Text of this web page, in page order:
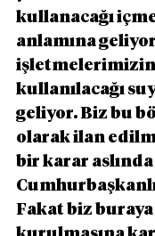
kullanacağı
anlamına
kullanılacağı
geliyor. Biz bu
olarak ilan
bir karar
Fakat biz buraya